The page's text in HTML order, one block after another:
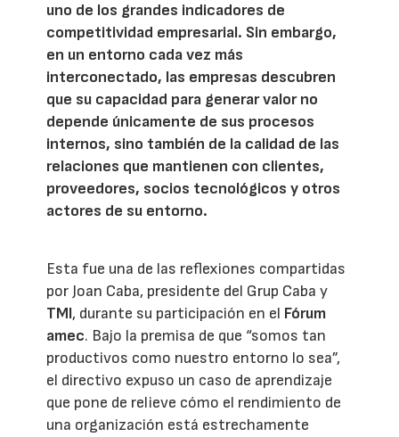
uno de los grandes indicadores de
competitividad empresarial. Sin embargo,
en un entorno cada vez más
interconectado, las empresas descubren
que su capacidad para generar valor no
depende únicamente de sus procesos
internos, sino también de la calidad de las
relaciones que mantienen con clientes,
proveedores, socios tecnológicos y otros
actores de su entorno.
Esta fue una de las reflexiones compartidas
por Joan Caba, presidente del Grup Caba y
TMI, durante su participación en el Fórum
amec. Bajo la premisa de que “somos tan
productivos como nuestro entorno lo sea”,
el directivo expuso un caso de aprendizaje
que pone de relieve cómo el rendimiento de
una organización está estrechamente